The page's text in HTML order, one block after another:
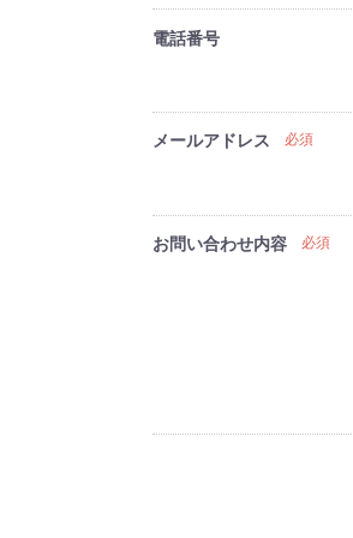
電話番号
メールアドレス 必須
お問い合わせ内容 必須